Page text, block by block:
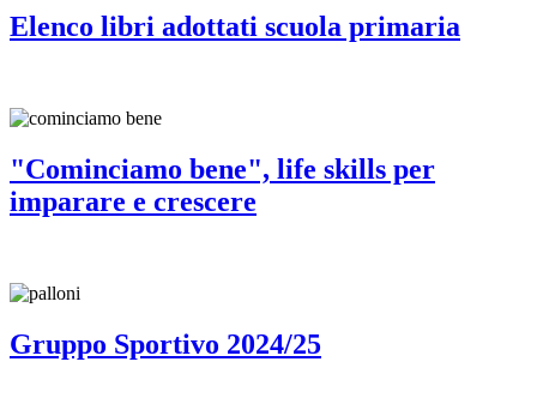
Elenco libri adottati scuola primaria
"Cominciamo bene", life skills per
imparare e crescere
Gruppo Sportivo 2024/25